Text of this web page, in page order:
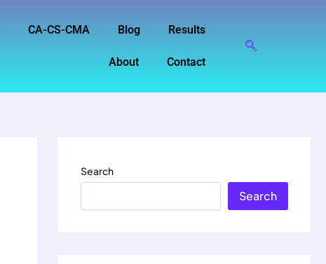
CA-CS-CMA Blog Results
About Contact
Search
Search